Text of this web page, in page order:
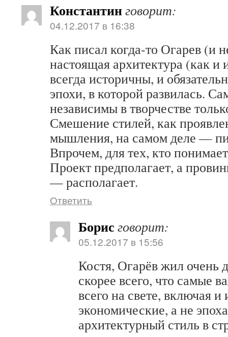
Константинговорит:
04.12.2017 в 16:38
Как писал когда-то Огарев (и
настоящая архитектура (как и
всегда историчны, и
эпохи, в которой развилась.
независимы в творчестве
Смешение стилей, как
мышления, на самом деле —
Впрочем, для тех, кто
Проект предполагает, а
— располагает.
Ответить
Борис говорит:
05.12.2017 в 15:56
Костя, Огарёв жил очень
скорее всего, что самые
всего на свете, включая и
экономические, а не
архитектурный стиль в